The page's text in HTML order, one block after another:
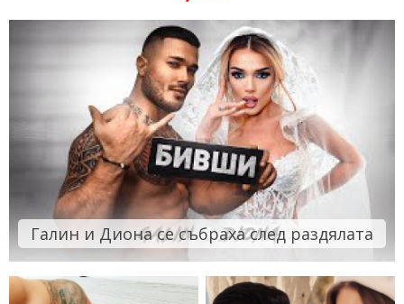
Галин и Диона се събраха след раздялата